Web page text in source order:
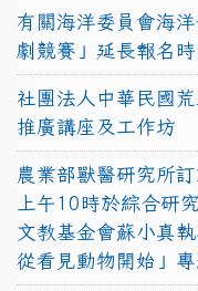
有關海洋委員會海
劇競賽」延長報名
社團法人中華民國
推廣講座及工作坊
農業部獸醫研究所
上午10時於綜合研
文教基金會蘇小真
從看見動物開始」